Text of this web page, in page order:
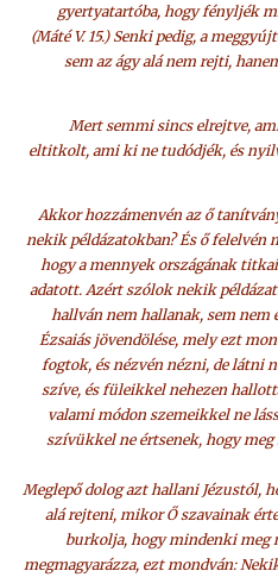
gyertyatartóba, hogy fényljék
(Máté V. 15.) Senki pedig, a
sem az ágy alá nem rejti,
Mert semmi sincs elrejtve,
eltitkolt, ami ki ne tudódjék, és
Akkor hozzámenvén az ő
nekik példázatokban? És ő
hogy a mennyek országának
adatott. Azért szólok nekik
hallván nem hallanak, sem
Ézsaiás jövendölése, mely ezt
fogtok, és nézvén nézni, de látni
szíve, és füleikkel nehezen
valami módon szemeikkel ne
szívükkel ne értsenek, hogy
Meglepő dolog azt hallani Jézustól,
alá rejteni, mikor Ő szavainak
burkolja, hogy mindenki meg
megmagyarázza, ezt mondván: